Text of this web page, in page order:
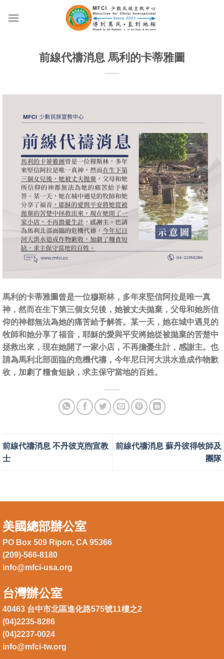
前線代禱消息 馬利的卡蒂雅圖
馬利的卡蒂雅圖曾是一位穆斯林，多年來堅信阿拉是唯一真
神，然而在生下第三個女兒後，她被丈夫拋棄，父母和她所信
仰的神都無法為她的痛苦給予解答。某一天，她在城中遇見的
牧師和她分享了福音，耶穌的愛與平安將她從被拋棄的苦楚中
拯救出來，現在她開了一家小店，不再擔憂生計，感謝主。也
請為馬利北部面臨的危機代禱，今年尼日河大洪水造成作物歉
收，加劇了糧食短缺，求主保守當地的百姓。
前線代禱消息 不丹彼克煦宣教
士
前線代禱消息 蘇丹彼得牧師及
團隊
美國總部辦公室
PO Box 509 Ripon, CA 95366
(209)-566-8180
info@mfci-usa.org
台灣辦公室
40463 台中市北區進化路575號11樓之2
(04)2235-8286
(04)2237-0024
info@mfci-tw.org